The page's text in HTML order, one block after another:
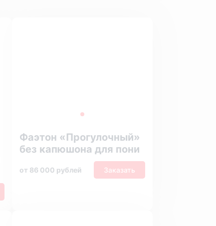
Фаэтон «Прогулочный»
без капюшона для пони
от 86 000 рублей Заказать